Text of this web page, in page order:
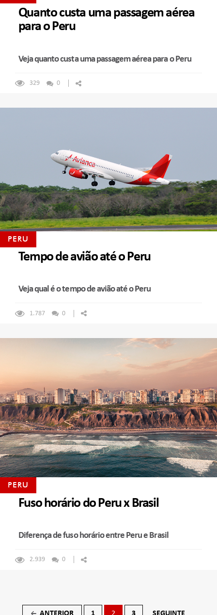
Quanto custa uma passagem aérea
para o Peru
Veja quanto custa uma passagem aérea para o Peru
329 0
PERU
Tempo de avião até o Peru
Veja qual é o tempo de avião até o Peru
1.787 0
PERU
Fuso horário do Peru x Brasil
Diferença de fuso horário entre Peru e Brasil
2.939 0
Navegação